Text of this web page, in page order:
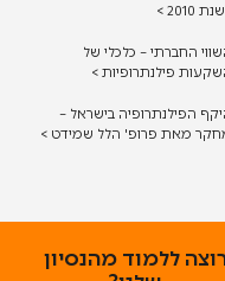
2010 >
החברתי – כלכלי של
פילנתרופיות >
הפילנתרופיה בישראל –
מאת פרופ' הלל שמידט >
ללמוד מהנסיון